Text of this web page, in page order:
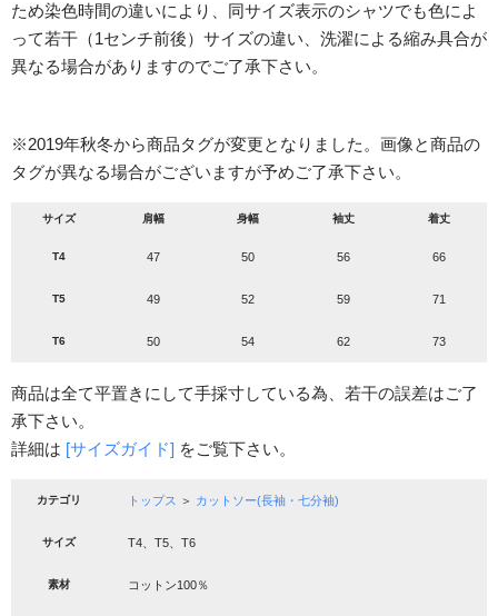
ため染色時間の違いにより、同サイズ表示のシャツでも色によ
って若干（1センチ前後）サイズの違い、洗濯による縮み具合が
異なる場合がありますのでご了承下さい。
※2019年秋冬から商品タグが変更となりました。画像と商品の
タグが異なる場合がございますが予めご了承下さい。
サイズ 肩幅 身幅 袖丈 着丈
T4 47 50 56 66
T5 49 52 59 71
T6 50 54 62 73
商品は全て平置きにして手採寸している為、若干の誤差はご了
承下さい。
詳細は [サイズガイド] をご覧下さい。
カテゴリ トップス ＞ カットソー(長袖・七分袖)
サイズ T4、T5、T6
素材 コットン100％